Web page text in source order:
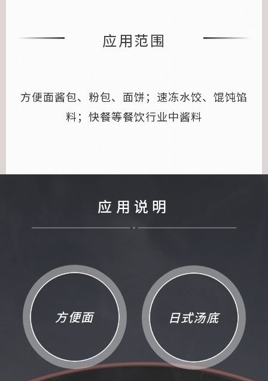
应用范围
方便面酱包、粉包、面饼；速冻水饺、馄饨馅
料；快餐等餐饮行业中酱料
应用说明
方便面 日式汤底